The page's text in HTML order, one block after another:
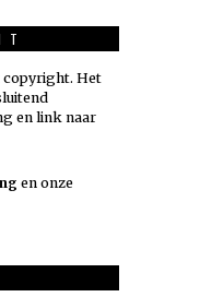
copyright. Het
en link naar
en onze